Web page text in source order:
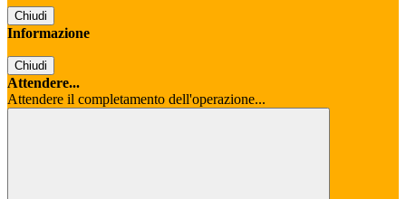
Chiudi
Informazione
Chiudi
Attendere...
Attendere il completamento dell'operazione...